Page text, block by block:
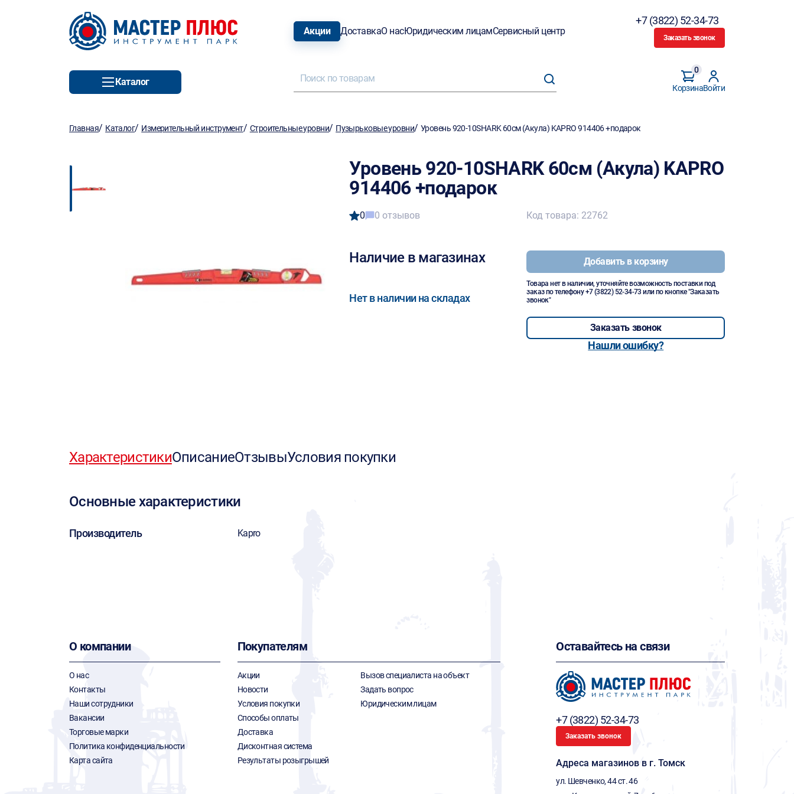
Акции ДоставкаО насЮридическим лицамСервисный центр
+7 (3822) 52-34-73
Заказать звонок
Каталог
Корзина
0
Войти
Главная/ Каталог/ Измерительный инструмент/ Строительные уровни/ Пузырьковые уровни/Уровень 920-10SHARK 60см (Акула) KAPRO 914406 +подарок
Уровень 920-10SHARK 60см (Акула) KAPRO
914406 +подарок
0 0 отзывов
Наличие в магазинах
Нет в наличии на складах
Код товара: 22762
Добавить в корзину
Товара нет в наличии, уточняйте возможность поставки под
заказ по телефону+7 (3822) 52-34-73 или по кнопке "Заказать
звонок"
Заказать звонок
Нашли ошибку?
ХарактеристикиОписаниеОтзывыУсловия покупки
Основные характеристики
Производитель Kapro
О компании
О нас
Контакты
Наши сотрудники
Вакансии
Торговые марки
Политика конфиденциальности
Карта сайта
Покупателям
Акции
Новости
Условия покупки
Способы оплаты
Доставка
Дисконтная система
Результаты розыгрышей
Вызов специалиста на объект
Задать вопрос
Юридическим лицам
Оставайтесь на связи
+7 (3822) 52-34-73
Заказать звонок
Адреса магазинов в г. Томск
ул. Шевченко, 44 ст. 46